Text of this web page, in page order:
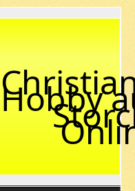
Hobby